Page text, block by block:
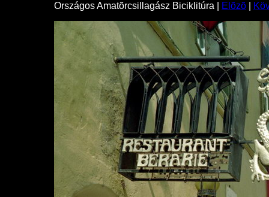
Országos Amatõrcsillagász Biciklitúra | Elõzõ